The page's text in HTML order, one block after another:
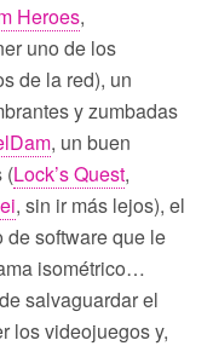
Heroes,
uno de los
de la red), un
y zumbadas
, un buen
(Lock’s Quest,
, sin ir más lejos), el
de software que le
isométrico…
salvaguardar el
los videojuegos y,